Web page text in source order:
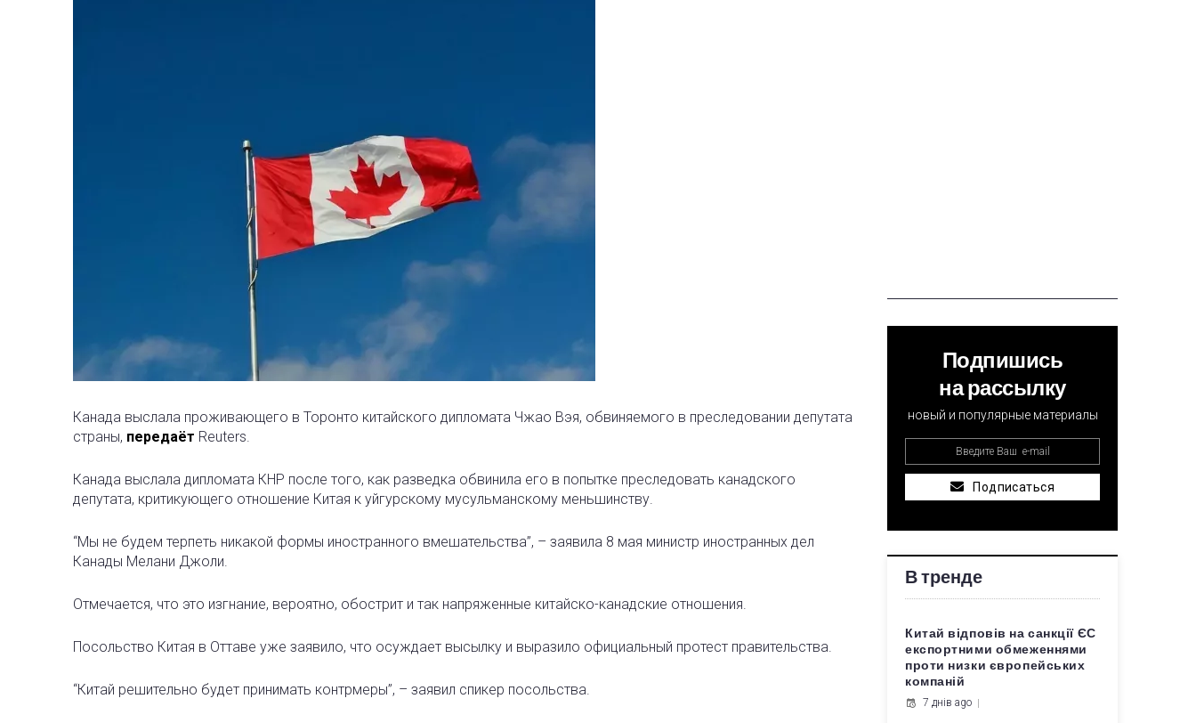
Канада выслала проживающего в Торонто китайского дипломата Чжао Вэя, обвиняемого в преследовании депутата
страны, передаёт Reuters.
Канада выслала дипломата КНР после того, как разведка обвинила его в попытке преследовать канадского
депутата, критикующего отношение Китая к уйгурскому мусульманскому меньшинству.
“Мы не будем терпеть никакой формы иностранного вмешательства”, – заявила 8 мая министр иностранных дел
Канады Мелани Джоли.
Отмечается, что это изгнание, вероятно, обострит и так напряженные китайско-канадские отношения.
Посольство Китая в Оттаве уже заявило, что осуждает высылку и выразило официальный протест правительства.
“Китай решительно будет принимать контрмеры”, – заявил спикер посольства.
Подпишись
на рассылку
новый и популярные материалы
Подписаться
В тренде
Китай відповів на санкції ЄС
експортними обмеженнями
проти низки європейських
компаній
7 днів ago